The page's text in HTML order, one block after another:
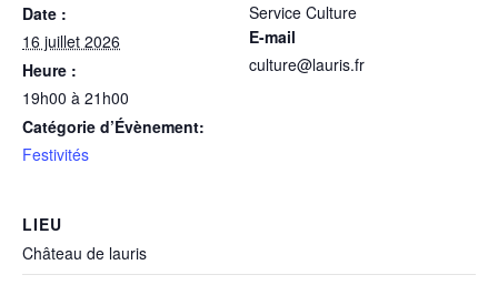
Date :
16 juillet 2026
Heure :
19h00 à 21h00
Catégorie d’Évènement:
Festivités
Service Culture
E-mail
culture@lauris.fr
LIEU
Château de lauris